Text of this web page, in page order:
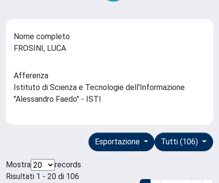
Nome completo
FROSINI, LUCA
Afferenza
Istituto di Scienza e Tecnologie dell'Informazione
"Alessandro Faedo" - ISTI
Tutti (106)
Esportazione
Mostra
records
Risultati 1 - 20 di 106